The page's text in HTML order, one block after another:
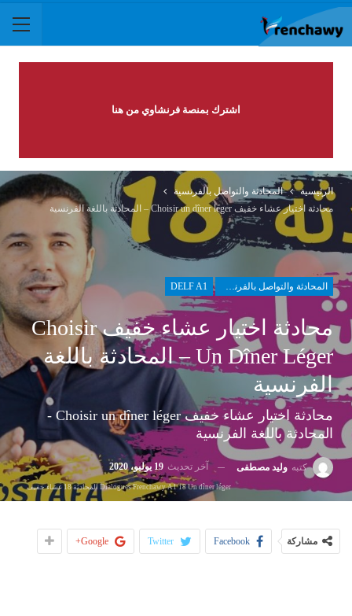
اشترك بمنصة فرنشاوي من هنا
الرئيسية
المحادثة والتواصل بالفرنسية
محادثة اختيار عشاء خفيف Choisir un dîner léger – المحادثة باللغة الفرنسية
DELF A1
محادثة اختيار عشاء خفيف Choisir
Un Dîner Léger – المحادثة باللغة
الفرنسية
محادثة اختيار عشاء خفيف Choisir un dîner léger -
المحادثة باللغة الفرنسية
كتبه وليد مصطفى آخر تحديث 19 يوليو، 2020
Dialogues Frenchawy A1 18 Un dîner léger المحادثة 18 عشاء خفيف
مشاركة Facebook
Twitter
Google+